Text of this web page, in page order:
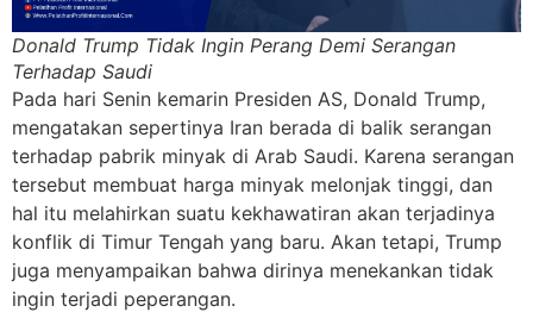
Donald Trump Tidak Ingin Perang Demi Serangan
Terhadap Saudi
Pada hari Senin kemarin Presiden AS, Donald Trump,
mengatakan sepertinya Iran berada di balik serangan
terhadap pabrik minyak di Arab Saudi. Karena serangan
tersebut membuat harga minyak melonjak tinggi, dan
hal itu melahirkan suatu kekhawatiran akan terjadinya
konflik di Timur Tengah yang baru. Akan tetapi, Trump
juga menyampaikan bahwa dirinya menekankan tidak
ingin terjadi peperangan.